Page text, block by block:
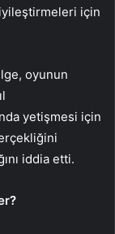
için
oyunun
yetişmesi için
iddia etti.